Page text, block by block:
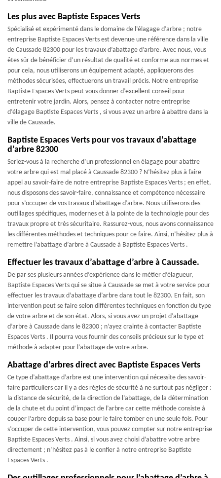
Les plus avec Baptiste Espaces Verts
Spécialisé et expérimenté dans le domaine de l’élagage d’arbre ; notre
entreprise Baptiste Espaces Verts est devenue une référence dans la ville
de Caussade 82300 pour les travaux d’abattage d’arbre. Avec nous, vous
êtes sûr de bénéficier d’un résultat de qualité et conforme aux normes et
pour cela, nous utiliserons un équipement adapté, appliquerons des
méthodes sécurisées, effectuerons un travail précis. Notre entreprise
Baptiste Espaces Verts peut vous donner d’excellent conseil pour
entretenir votre jardin. Alors, pensez à contacter notre entreprise
d’élagage Baptiste Espaces Verts , si vous avez un arbre à abattre dans la
ville de Caussade.
Baptiste Espaces Verts pour vos travaux d’abattage
d’arbre 82300
Seriez-vous à la recherche d’un professionnel en élagage pour abattre
votre arbre qui est mal placé à Caussade 82300 ? N’hésitez plus à faire
appel au savoir-faire de notre entreprise Baptiste Espaces Verts ; en effet,
nous disposons des savoir-faire, connaissance et compétence nécessaire
pour s’occuper de vos travaux d’abattage d’arbre. Nous utiliserons des
outillages spécifiques, modernes et à la pointe de la technologie pour des
travaux propre et très sécuritaire. Rassurez-vous, nous avons connaissance
les différentes méthodes et techniques pour ce faire. Ainsi, n’hésitez plus à
remettre l’abattage d’arbre à Caussade à Baptiste Espaces Verts .
Effectuer les travaux d’abattage d’arbre à Caussade.
De par ses plusieurs années d’expérience dans le métier d’élagueur,
Baptiste Espaces Verts qui se situe à Caussade se met à votre service pour
effectuer les travaux d’abattage d’arbre dans tout le 82300. En fait, son
intervention peut se faire selon différentes techniques en fonction du type
de votre arbre et de son état. Alors, si vous avez un projet d’abattage
d’arbre à Caussade dans le 82300 ; n’ayez crainte à contacter Baptiste
Espaces Verts . Il pourra vous fournir des conseils précieux sur le type et
méthode à adapter pour l’abattage de votre arbre.
Abattage d’arbres direct avec Baptiste Espaces Verts
Ce type d’abattage d’arbre est une intervention qui nécessite des savoir-
faire particuliers car il y a des règles de sécurité à ne surtout pas négliger :
la distance de sécurité, de la direction de l’abattage, de la détermination
de la chute et du point d’impact de l’arbre car cette méthode consiste à
couper l’arbre depuis sa base pour le faire tomber en une seule fois. Pour
s’occuper de cette intervention, vous pouvez compter sur notre entreprise
Baptiste Espaces Verts . Ainsi, si vous avez choisi d’abattre votre arbre
directement ; n’hésitez pas à le confier à notre entreprise Baptiste
Espaces Verts .